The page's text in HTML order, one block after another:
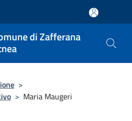
di Zafferana
>
> Maria Maugeri